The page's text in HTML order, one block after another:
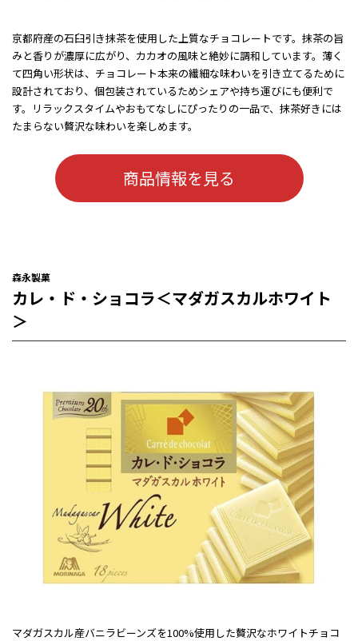
京都府産の石臼引き抹茶を使用した上質なチョコレートです。抹茶の旨
みと香りが濃厚に広がり、カカオの風味と絶妙に調和しています。薄く
て四角い形状は、チョコレート本来の繊細な味わいを引き立てるために
設計されており、個包装されているためシェアや持ち運びにも便利で
す。リラックスタイムやおもてなしにぴったりの一品で、抹茶好きには
たまらない贅沢な味わいを楽しめます。
商品情報を見る
森永製菓
カレ・ド・ショコラ＜マダガスカルホワイト
＞
マダガスカル産バニラビーンズを100%使用した贅沢なホワイトチョコ